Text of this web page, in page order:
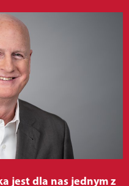
jest dla nas jednym z